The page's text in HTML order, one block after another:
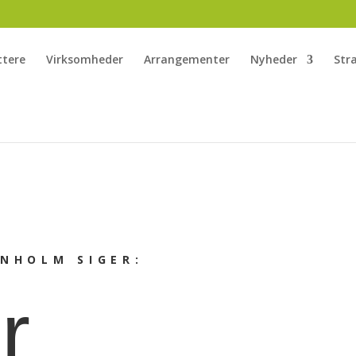
Virksomheder Arrangementer Nyheder
SIGER: